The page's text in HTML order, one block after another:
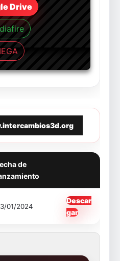
Drive
de
01/2024
Descar
gar